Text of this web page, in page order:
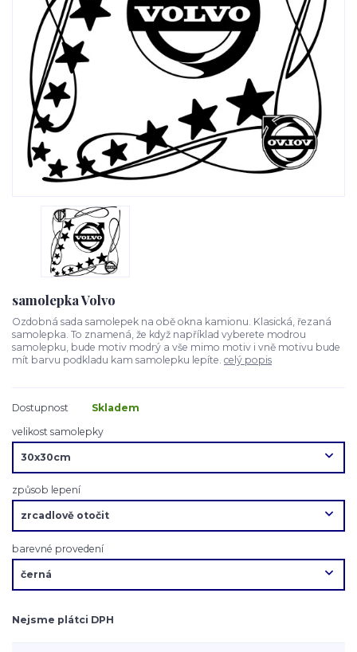
samolepka Volvo
Ozdobná sada samolepek na obě okna kamionu. Klasická, řezaná
samolepka. To znamená, že když například vyberete modrou
samolepku, bude motiv modrý a vše mimo motiv i vně motivu bude
mít barvu podkladu kam samolepku lepíte. celý popis
Dostupnost
Skladem
velikost samolepky
způsob lepení
barevné provedení
Nejsme plátci DPH